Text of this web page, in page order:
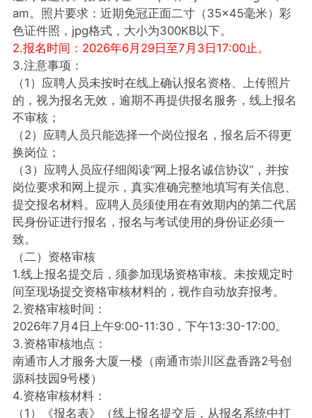
am。照片要求：近期免冠正面二寸（35×45毫米）彩
色证件照，jpg格式，大小为300KB以下。
2.报名时间：2026年6月29日至7月3日17:00止。
3.注意事项：
（1）应聘人员未按时在线上确认报名资格、上传照片
的，视为报名无效，逾期不再提供报名服务，线上报名
不审核；
（2）应聘人员只能选择一个岗位报名，报名后不得更
换岗位；
（3）应聘人员应仔细阅读“网上报名诚信协议”，并按
岗位要求和网上提示，真实准确完整地填写有关信息、
提交报名材料。应聘人员须使用在有效期内的第二代居
民身份证进行报名，报名与考试使用的身份证必须一
致。
（二）资格审核
1.线上报名提交后，须参加现场资格审核。未按规定时
间至现场提交资格审核材料的，视作自动放弃报考。
2.资格审核时间：
2026年7月4日上午9:00-11:30，下午13:30-17:00。
3.资格审核地点：
南通市人才服务大厦一楼（南通市崇川区盘香路2号创
源科技园9号楼）
4.资格审核材料：
（1）《报名表》（线上报名提交后，从报名系统中打